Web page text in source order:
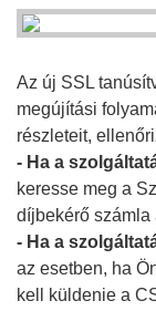
Az új SSL
megújítási
részleteit,
- Ha a
keresse meg a
díjbekérő számla
- Ha a
az esetben, ha
kell küldenie a